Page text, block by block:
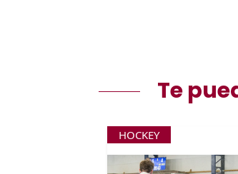
Te
HOCKEY